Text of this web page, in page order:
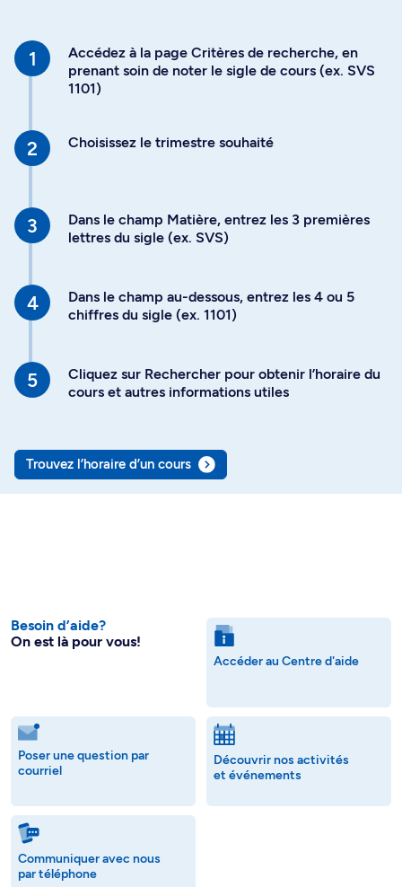
Accédez à la page Critères de recherche, en
prenant soin de noter le sigle de cours (ex. SVS
1101)
Choisissez le trimestre souhaité
Dans le champ Matière, entrez les 3 premières
lettres du sigle (ex. SVS)
Dans le champ au-dessous, entrez les 4 ou 5
chiffres du sigle (ex. 1101)
Cliquez sur Rechercher pour obtenir l’horaire du
cours et autres informations utiles
Trouvez l’horaire d’un cours
Besoin d’aide?
On est là pour vous!
Accéder au Centre d'aide
Poser une question par
courriel
Découvrir nos activités
et événements
Communiquer avec nous
par téléphone